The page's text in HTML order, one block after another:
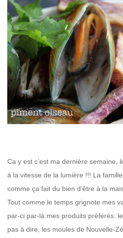
Ca y est c’est ma dernière semaine,
à la vitesse de la lumière !!! La
comme ça fait du bien d’être à la
Tout comme le temps grignote mes
par-ci par-là mes produits préférés:
pas à dire, les moules de Nouvelle-